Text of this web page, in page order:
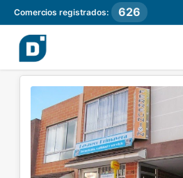
Comercios registrados: 626